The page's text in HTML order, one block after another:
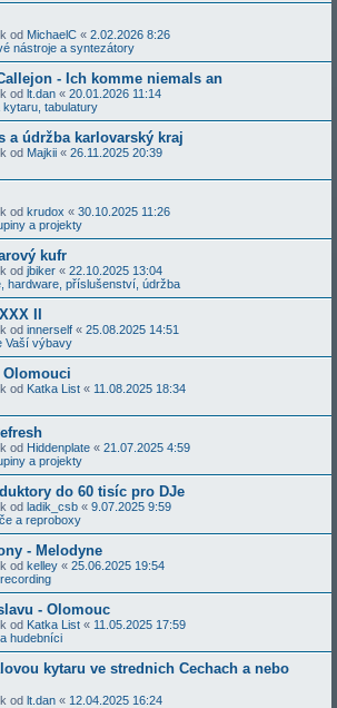
od MichaelC « 2.02.2026 8:26
nástroje a syntezátory
- Ich komme niemals an
od lt.dan « 20.01.2026 11:14
kytaru, tabulatury
a údržba karlovarský kraj
od Majkii « 26.11.2025 20:39
od krudox « 30.10.2025 11:26
a projekty
kufr
od jbiker « 22.10.2025 13:04
hardware, příslušenství, údržba
II
od innerself « 25.08.2025 14:51
Vaší výbavy
Olomouci
od Katka List « 11.08.2025 18:34
od Hiddenplate « 21.07.2025 4:59
a projekty
do 60 tisíc pro DJe
od ladik_csb « 9.07.2025 9:59
a reproboxy
- Melodyne
od kelley « 25.06.2025 19:54
- Olomouc
od Katka List « 11.05.2025 17:59
hudebníci
kytaru ve strednich Cechach a nebo
od lt.dan « 12.04.2025 16:24